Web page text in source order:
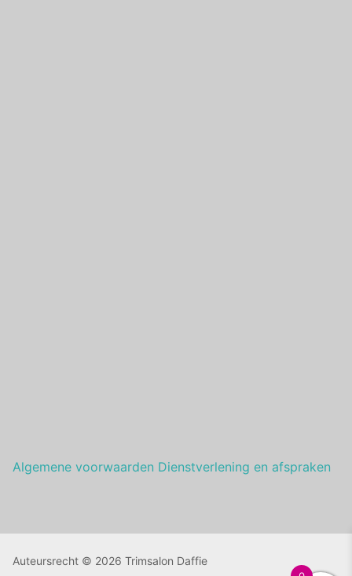
Algemene voorwaarden Dienstverlening en afspraken
Auteursrecht © 2026 Trimsalon Daffie